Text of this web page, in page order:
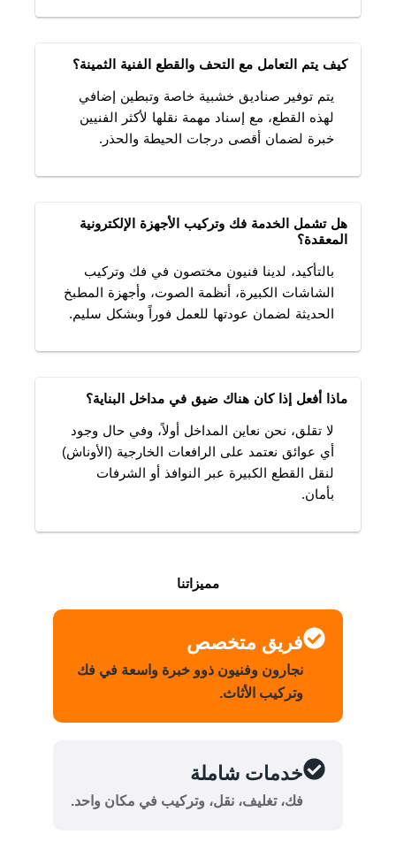
كيف يتم التعامل مع التحف والقطع الفنية الثمينة؟
يتم توفير صناديق خشبية خاصة وتبطين إضافي
لهذه القطع، مع إسناد مهمة نقلها لأكثر الفنيين
خبرة لضمان أقصى درجات الحيطة والحذر.
هل تشمل الخدمة فك وتركيب الأجهزة الإلكترونية
المعقدة؟
بالتأكيد، لدينا فنيون مختصون في فك وتركيب
الشاشات الكبيرة، أنظمة الصوت، وأجهزة المطبخ
الحديثة لضمان عودتها للعمل فوراً وبشكل سليم.
ماذا أفعل إذا كان هناك ضيق في مداخل البناية؟
لا تقلق، نحن نعاين المداخل أولاً، وفي حال وجود
أي عوائق نعتمد على الرافعات الخارجية (الأوناش)
لنقل القطع الكبيرة عبر النوافذ أو الشرفات
بأمان.
مميزاتنا
فريق متخصص
نجارون وفنيون ذوو خبرة واسعة في فك
وتركيب الأثاث.
خدمات شاملة
فك، تغليف، نقل، وتركيب في مكان واحد.